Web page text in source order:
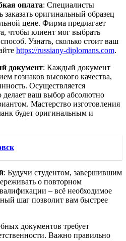
оплата: Специалисты
оригинальный образец
цене. Фирма предлагает
чтобы клиент мог выбрать
Узнать, сколько стоит ваш
https://russiany-diplomans.com.
документ: Каждый документ
гознаков высокого качества,
Осуществляется
делает ваш выбор абсолютно
Мастерство изготовления
будет оригинальным и
: Будучи студентом, завершившим
о повторном
– всё необходимое
шаг позволит вам быстрее
документов требует
Важно правильно